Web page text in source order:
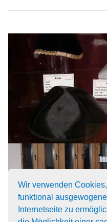
Wir verwenden
funktional
Internetseite zu